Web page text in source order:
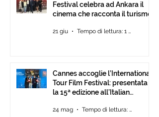
Festival celebra ad Ankara il
cinema che racconta il turismo.
21 giu Tempo di lettura: 1 min
Cannes accoglie l’International
Tour Film Festival: presentata
la 15ª edizione all’Italian
24 mag Tempo di lettura: 2 min